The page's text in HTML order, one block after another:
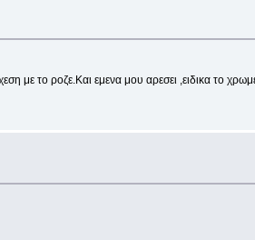
με το ροζε.Και εμενα μου αρεσει ,ειδικα το